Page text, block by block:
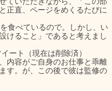
正直、ページをめくるたびに
食べているので。しかし、い
けること」であると考えまし
ート（現在は削除済）
内容がご自身のお仕事と乖離
す。が、この後で彼は監修の